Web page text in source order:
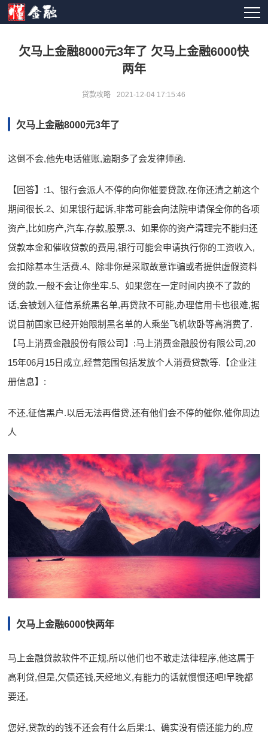
欠马上金融8000元3年了 欠马上金融6000快
两年
贷款攻略 2021-12-04 17:15:46
欠马上金融8000元3年了
这倒不会,他先电话催账,逾期多了会发律师函.
【回答】:1、银行会派人不停的向你催要贷款,在你还清之前这个
期间很长.2、如果银行起诉,非常可能会向法院申请保全你的各项
资产,比如房产,汽车,存款,股票.3、如果你的资产清理完不能归还
贷款本金和催收贷款的费用,银行可能会申请执行你的工资收入,
会扣除基本生活费.4、除非你是采取故意诈骗或者提供虚假资料
贷的款,一般不会让你坐牢.5、如果您在一定时间内换不了款的
话,会被划入征信系统黑名单,再贷款不可能,办理信用卡也很难,据
说目前国家已经开始限制黑名单的人乘坐飞机软卧等高消费了.
【马上消费金融股份有限公司】:马上消费金融股份有限公司,20
15年06月15日成立,经营范围包括发放个人消费贷款等.【企业注
册信息】:
不还,征信黑户.以后无法再借贷,还有他们会不停的催你,催你周边
人
欠马上金融6000快两年
马上金融贷款软件不正规,所以他们也不敢走法律程序,他这属于
高利贷,但是,欠债还钱,天经地义,有能力的话就慢慢还吧!早晚都
要还,
您好,贷款的的钱不还会有什么后果:1、确实没有偿还能力的,应